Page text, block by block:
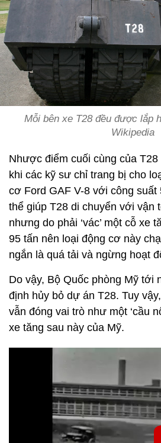
Mỗi bên xe T28 đều được lắp
Wikipedia
Nhược điểm cuối cùng của
khi các kỹ sư chỉ trang bị cho
cơ Ford GAF V-8 với công suất
thể giúp T28 di chuyển với vận
nhưng do phải ‘vác’ một cỗ xe
95 tấn nên loại động cơ này
ngắn là quá tải và ngừng hoạt
Do vậy, Bộ Quốc phòng Mỹ tới
định hủy bỏ dự án T28. Tuy
vẫn đóng vai trò như một ‘cầu
xe tăng sau này của Mỹ.